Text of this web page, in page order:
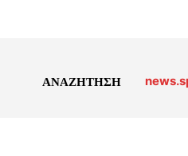
ΑΝΑΖΗΤΗΣΗ